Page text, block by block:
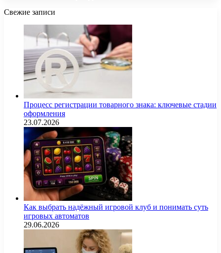
Свежие записи
Процесс регистрации товарного знака: ключевые стадии
оформления
23.07.2026
Как выбрать надёжный игровой клуб и понимать суть
игровых автоматов
29.06.2026